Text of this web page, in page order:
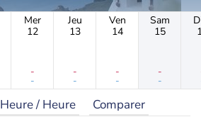
Mer
12
-
-
Jeu
13
-
-
Ven
14
-
-
Sam
15
-
-
Heure / Heure Comparer